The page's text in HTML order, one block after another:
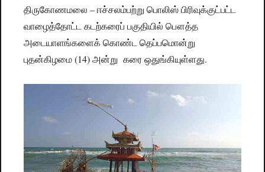
திருகோணமலை – ஈச்சலம்பற்று பொலிஸ் பிரிவுக்குட்பட்ட
வாழைத்தோட்ட கடற்கரைப் பகுதியில் பௌத்த
அடையாளங்களைக் கொண்ட தெப்பமொன்று
புதன்கிழமை (14) அன்று கரை ஒதுங்கியுள்ளது.